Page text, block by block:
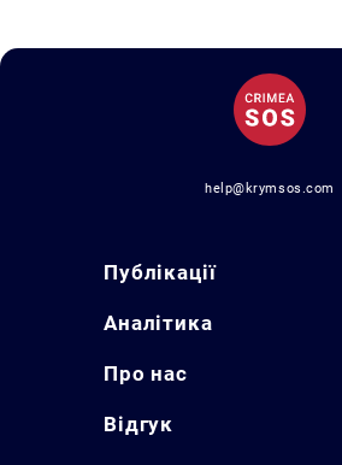
help@krymsos.com
Публікації
Аналітика
Про нас
Відгук